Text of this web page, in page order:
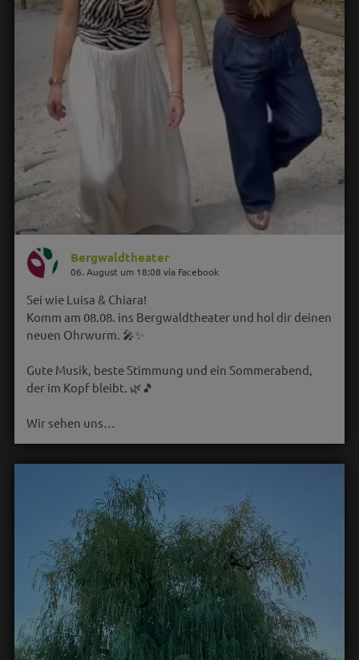
Bergwaldtheater
06. August um 18:08 via Facebook
Sei wie Luisa & Chiara!
Komm am 08.08. ins Bergwaldtheater und hol dir deinen
neuen Ohrwurm. 🎤✨
Gute Musik, beste Stimmung und ein Sommerabend,
der im Kopf bleibt. 🌿🎵
Wir sehen uns…